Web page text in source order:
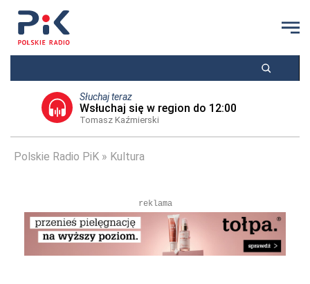
Słuchaj teraz
Wsłuchaj się w region do 12:00
Tomasz Kaźmierski
Polskie Radio PiK Kultura
reklama